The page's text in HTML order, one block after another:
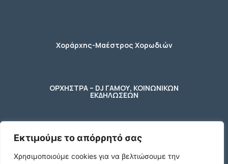
Εκτιμούμε το απόρρητό σας
Χρησιμοποιούμε cookies για να βελτιώσουμε την
Χοράρχης-Μαέστρος Χορωδιών
ΟΡΧΗΣΤΡΑ – DJ ΓΑΜΟΥ, ΚΟΙΝΩΝΙΚΩΝ
ΕΚΔΗΛΩΣΕΩΝ
φύλακας – κηπουρος